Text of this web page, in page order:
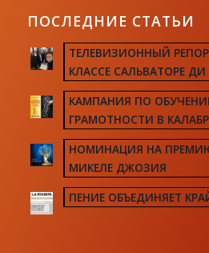
ПОСЛЕДНИЕ СТАТЬИ
ТЕЛЕВИЗИОННЫЙ
КЛАССЕ САЛЬВАТОРЕ
КАМПАНИЯ ПО
ГРАМОТНОСТИ В
НОМИНАЦИЯ НА
МИКЕЛЕ ДЖОЗИЯ
ПЕНИЕ ОБЪЕДИНЯЕТ